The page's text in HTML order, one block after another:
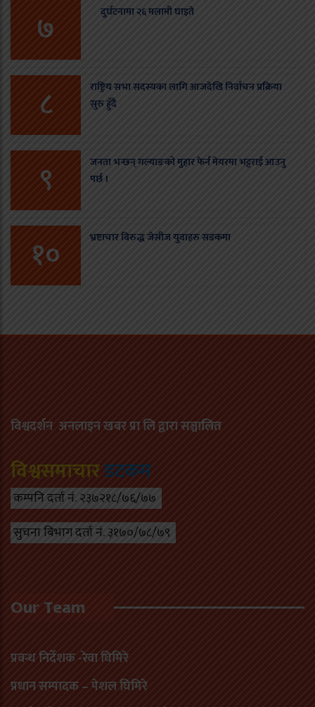
७ दुर्घटनामा २६ मलामी घाइते
८
राष्ट्रिय सभा सदस्यका लागि आजदेखि निर्वाचन प्रक्रिया
सुरु हुँदै
९
जनता भन्छन् गल्याङको मुहार फेर्न मेयरमा भट्टराई आउनु
पर्छ ।
१० भ्रष्टाचार बिरुद्ध जेसीज युवाहरु सडकमा
विश्वदर्शन अनलाइन खबर प्रा लि द्वारा सञ्चालित
विश्वसमाचारडटकम
कम्पनि दर्ता नं. २३७२१८/७६/७७
सुचना बिभाग दर्ता नं. ३१७०/७८/७९
Our Team
प्रवन्ध निर्देशक -रेवा घिमिरे
प्रधान सम्पादक – पेशल घिमिरे